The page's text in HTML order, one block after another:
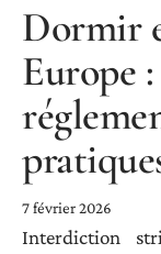
Dormir
Europe
7 février 2026
Interdiction